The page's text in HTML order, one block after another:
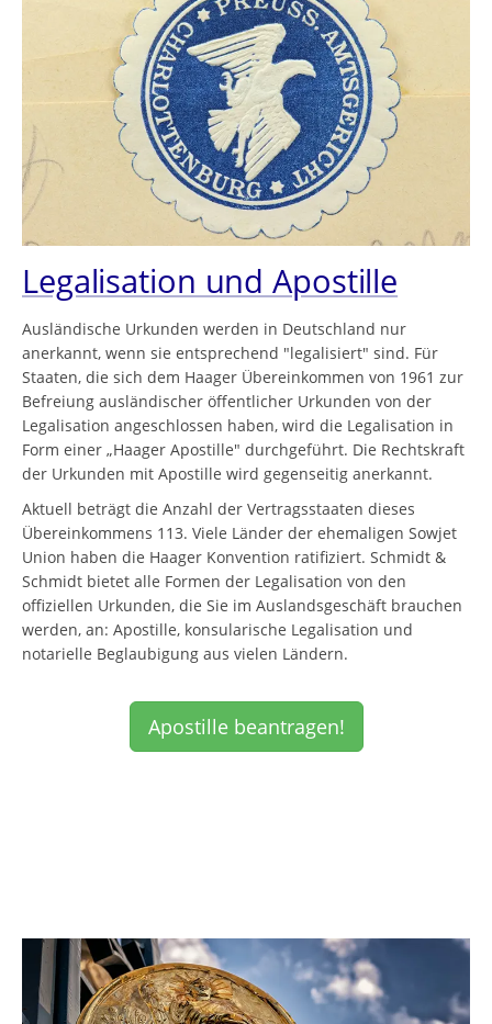
Legalisation und Apostille
Ausländische Urkunden werden in Deutschland nur
anerkannt, wenn sie entsprechend "legalisiert" sind. Für
Staaten, die sich dem Haager Übereinkommen von 1961 zur
Befreiung ausländischer öffentlicher Urkunden von der
Legalisation angeschlossen haben, wird die Legalisation in
Form einer „Haager Apostille" durchgeführt. Die Rechtskraft
der Urkunden mit Apostille wird gegenseitig anerkannt.
Aktuell beträgt die Anzahl der Vertragsstaaten dieses
Übereinkommens 113. Viele Länder der ehemaligen Sowjet
Union haben die Haager Konvention ratifiziert. Schmidt &
Schmidt bietet alle Formen der Legalisation von den
offiziellen Urkunden, die Sie im Auslandsgeschäft brauchen
werden, an: Apostille, konsularische Legalisation und
notarielle Beglaubigung aus vielen Ländern.
Apostille beantragen!